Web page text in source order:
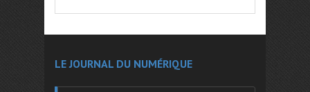
LE JOURNAL DU NUMÉRIQUE